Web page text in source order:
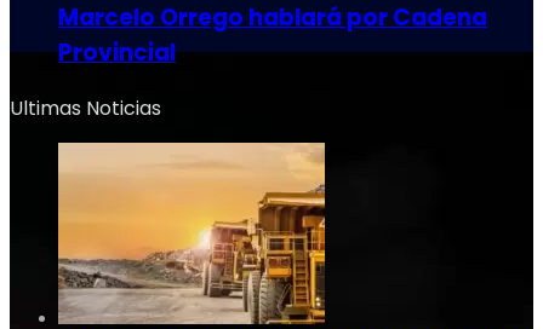
Marcelo Orrego hablará por Cadena
Provincial
Ultimas Noticias